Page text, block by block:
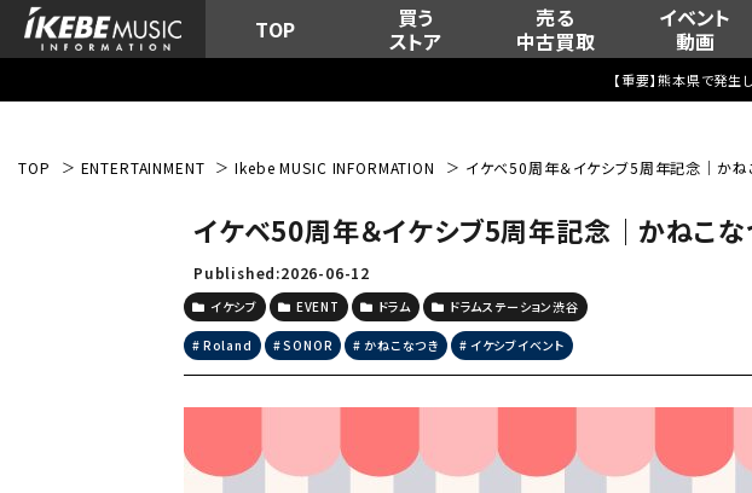
TOP
買う
ストア
売る
中古買取
イベント
動画
【重要】熊本県で発
TOP ENTERTAINMENT Ikebe MUSIC INFORMATION イケベ50周年＆イケシブ5周年記念｜かね
イケベ50周年＆イケシブ5周年記念｜かねこ
Published:2026-06-12
イケシブ EVENT ドラム ドラムステーション渋谷
Roland SONOR かねこなつき イケシブイベント